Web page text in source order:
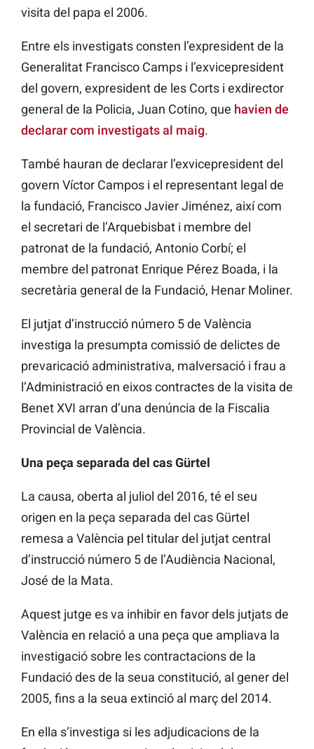
visita del papa el 2006.
Entre els investigats consten l’expresident de la
Generalitat Francisco Camps i l’exvicepresident
del govern, expresident de les Corts i exdirector
general de la Policia, Juan Cotino, que havien de
declarar com investigats al maig.
També hauran de declarar l’exvicepresident del
govern Víctor Campos i el representant legal de
la fundació, Francisco Javier Jiménez, així com
el secretari de l’Arquebisbat i membre del
patronat de la fundació, Antonio Corbí; el
membre del patronat Enrique Pérez Boada, i la
secretària general de la Fundació, Henar Moliner.
El jutjat d’instrucció número 5 de València
investiga la presumpta comissió de delictes de
prevaricació administrativa, malversació i frau a
l’Administració en eixos contractes de la visita de
Benet XVI arran d’una denúncia de la Fiscalia
Provincial de València.
Una peça separada del cas Gürtel
La causa, oberta al juliol del 2016, té el seu
origen en la peça separada del cas Gürtel
remesa a València pel titular del jutjat central
d’instrucció número 5 de l’Audiència Nacional,
José de la Mata.
Aquest jutge es va inhibir en favor dels jutjats de
València en relació a una peça que ampliava la
investigació sobre les contractacions de la
Fundació des de la seua constitució, al gener del
2005, fins a la seua extinció al març del 2014.
En ella s’investiga si les adjudicacions de la